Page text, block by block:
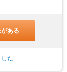
ある
た